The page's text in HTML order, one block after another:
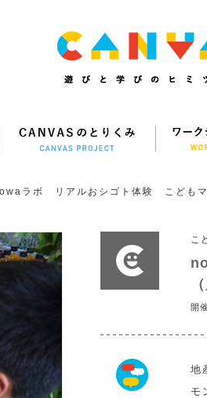
ラボ リアルおシゴト体験 こどもマ
こ
開
地
モ